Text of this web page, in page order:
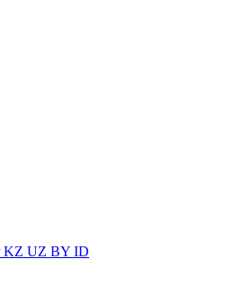
KZ UZ BY ID